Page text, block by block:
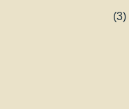
(3)